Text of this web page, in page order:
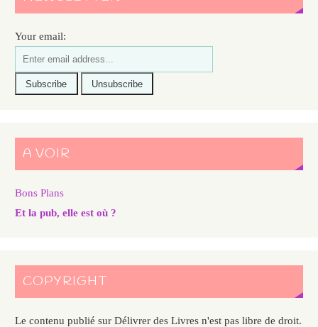
Your email:
A VOIR
Bons Plans
Et la pub, elle est où ?
COPYRIGHT
Le contenu publié sur Délivrer des Livres n'est pas libre de droit.